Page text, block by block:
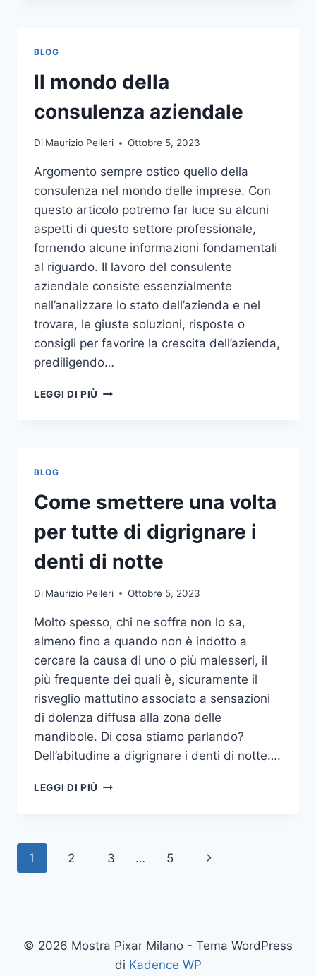
PER
L’ARREDO
GIARDINO
BLOG
Il mondo della
consulenza aziendale
Di Maurizio Pelleri Ottobre 5, 2023
Argomento sempre ostico quello della
consulenza nel mondo delle imprese. Con
questo articolo potremo far luce su alcuni
aspetti di questo settore professionale,
fornendo alcune informazioni fondamentali
al riguardo. Il lavoro del consulente
aziendale consiste essenzialmente
nell’analizzare lo stato dell’azienda e nel
trovare, le giuste soluzioni, risposte o
consigli per favorire la crescita dell’azienda,
prediligendo…
LEGGI DI PIÙ IL
BLOG
Come smettere una volta
per tutte di digrignare i
denti di notte
Di Maurizio Pelleri Ottobre 5, 2023
Molto spesso, chi ne soffre non lo sa,
almeno fino a quando non è indotto a
cercare la causa di uno o più malesseri, il
più frequente dei quali è, sicuramente il
risveglio mattutino associato a sensazioni
di dolenza diffusa alla zona delle
mandibole. Di cosa stiamo parlando?
Dell’abitudine a digrignare i denti di notte….
LEGGI DI PIÙ COME
TUTTE
NOTTE
Navigazione
1 2 3 … 5
Pagina
© 2026 Mostra Pixar Milano - Tema WordPress
di Kadence WP